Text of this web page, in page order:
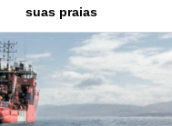
suas praias